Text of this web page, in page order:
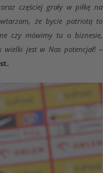
częściej grały w piłkę na
że bycie patriotą to
czy mówimy tu o biznesie,
wielki jest w Nas potencjał! –